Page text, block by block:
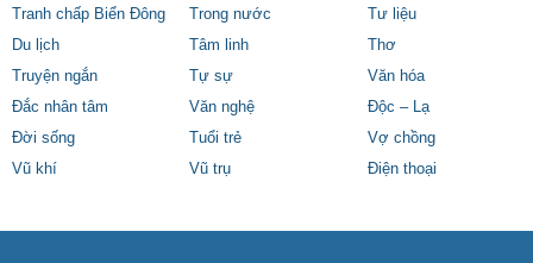
Tranh chấp Biển Đông
Trong nước
Tư liệu
Du lịch
Tâm linh
Thơ
Truyện ngắn
Tự sự
Văn hóa
Đắc nhân tâm
Văn nghệ
Độc – Lạ
Đời sống
Tuổi trẻ
Vợ chồng
Vũ khí
Vũ trụ Điện thoại